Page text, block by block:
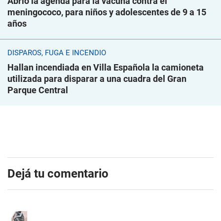
meningococo, para niños y adolescentes de 9 a 15
años
DISPAROS, FUGA E INCENDIO
Hallan incendiada en Villa Española la camioneta
utilizada para disparar a una cuadra del Gran
Parque Central
Dejá tu comentario